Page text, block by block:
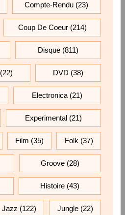
Compte-Rendu (23)
Coup De Coeur(214)
Disque (811)
(22) DVD (38)
Electronica(21)
Experimental (21)
Film (35) Folk(37)
Groove(28)
Histoire(43)
Jazz (122) Jungle(22)